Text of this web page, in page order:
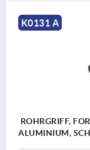
K0131 A
ROHRGRIFF,
ALUMINIUM,